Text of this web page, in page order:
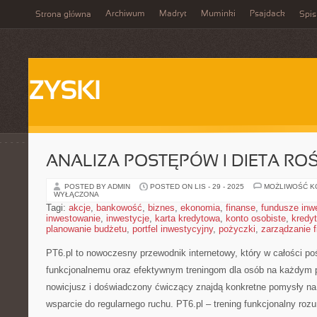
Strona główna Archiwum Madryt Muminki Psajdack Spis
ZYSKI
ANALIZA POSTĘPÓW I DIETA
POSTED BY ADMIN POSTED ON LIS - 29 - 2025
MOŻLIWOŚĆ
WYŁĄCZONA
Tagi: akcje, bankowość, biznes, ekonomia, finanse, fundusze
inwestowanie, inwestycje, karta kredytowa, konto osobiste,
planowanie budżetu, portfel inwestycyjny, pożyczki, zarządzanie
PT6.pl to nowoczesny przewodnik internetowy, który w całości
funkcjonalnemu oraz efektywnym treningom dla osób na każdym
nowicjusz i doświadczony ćwiczący znajdą konkretne pomysły
wsparcie do regularnego ruchu. PT6.pl – trening funkcjonalny